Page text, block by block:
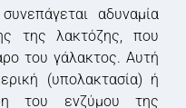
αδυναμία
της λακτόζης, που
του γάλακτος. Αυτή
(υπολακτασία) ή
του ενζύμου της